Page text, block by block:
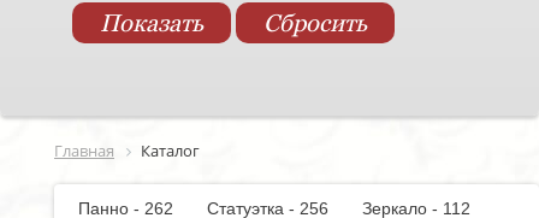
Главная Каталог
Панно - 262 Статуэтка - 256
Зеркало - 112